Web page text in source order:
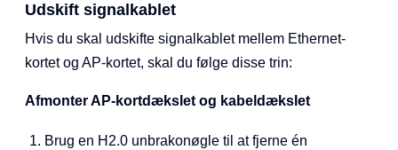
Udskift signalkablet
Hvis du skal udskifte signalkablet mellem Ethernet-
kortet og AP-kortet, skal du følge disse trin:
Afmonter AP-kortdækslet og kabeldækslet
Brug en H2.0 unbrakonøgle til at fjerne én